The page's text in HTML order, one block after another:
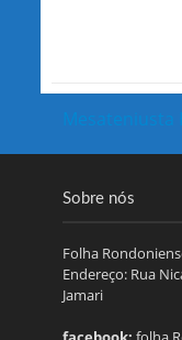
Mesateniusta
Sobre nós
Folha
Endereço: Rua
Jamari